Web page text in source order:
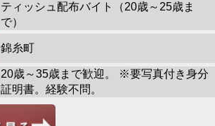
ティッシュ配布バイト（20歳～25歳ま
で）
錦糸町
20歳～35歳まで歓迎。 ※要写真付き身分
証明書。経験不問。